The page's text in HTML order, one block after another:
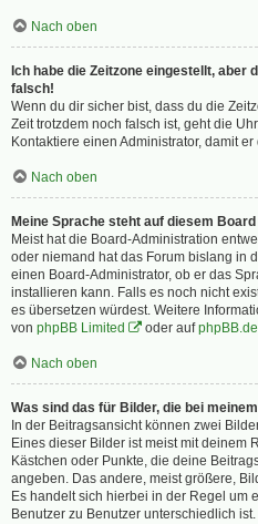
Nach oben
Ich habe die Zeitzone eingestellt, aber
falsch!
Wenn du dir sicher bist, dass du die
Zeit trotzdem noch falsch ist, geht die
Kontaktiere einen Administrator, damit
Nach oben
Meine Sprache steht auf diesem
Meist hat die Board-Administration
oder niemand hat das Forum bislang in
einen Board-Administrator, ob er das
installieren kann. Falls es noch nicht
es übersetzen würdest. Weitere
von phpBB Limited oder aufphpBB.de
Nach oben
Was sind das für Bilder, die bei
In der Beitragsansicht können zwei
Eines dieser Bilder ist meist mit deinem
Kästchen oder Punkte, die deine
angeben. Das andere, meist größere,
Es handelt sich hierbei in der Regel um
Benutzer zu Benutzer unterschiedlich ist.